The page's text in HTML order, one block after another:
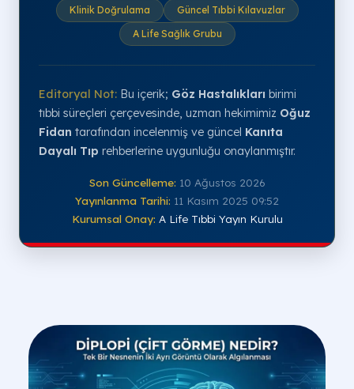
Klinik Doğrulama
Güncel Tıbbi Kılavuzlar
A Life Sağlık Grubu
Editoryal Not: Bu içerik; Göz Hastalıkları birimi
tıbbi süreçleri çerçevesinde, uzman hekimimiz Oğuz
Fidan tarafından incelenmiş ve güncel Kanıta
Dayalı Tıp rehberlerine uygunluğu onaylanmıştır.
Son Güncelleme: 10 Ağustos 2026
Yayınlanma Tarihi: 11 Kasım 2025 09:52
Kurumsal Onay: A Life Tıbbi Yayın Kurulu